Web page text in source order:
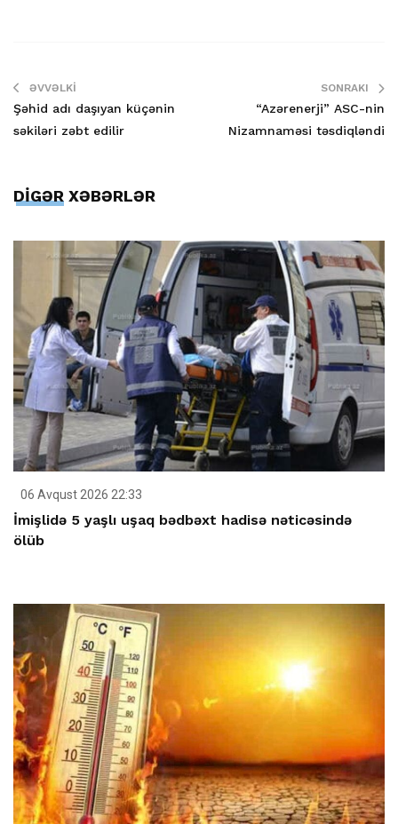
ƏVVƏLKI
Şəhid adı daşıyan küçənin
səkiləri zəbt edilir
SONRAKI
“Azərenerji” ASC-nin
Nizamnaməsi təsdiqləndi
DİGƏR XƏBƏRLƏR
06 Avqust 2026 22:33
İmişlidə 5 yaşlı uşaq bədbəxt hadisə nəticəsində
ölüb